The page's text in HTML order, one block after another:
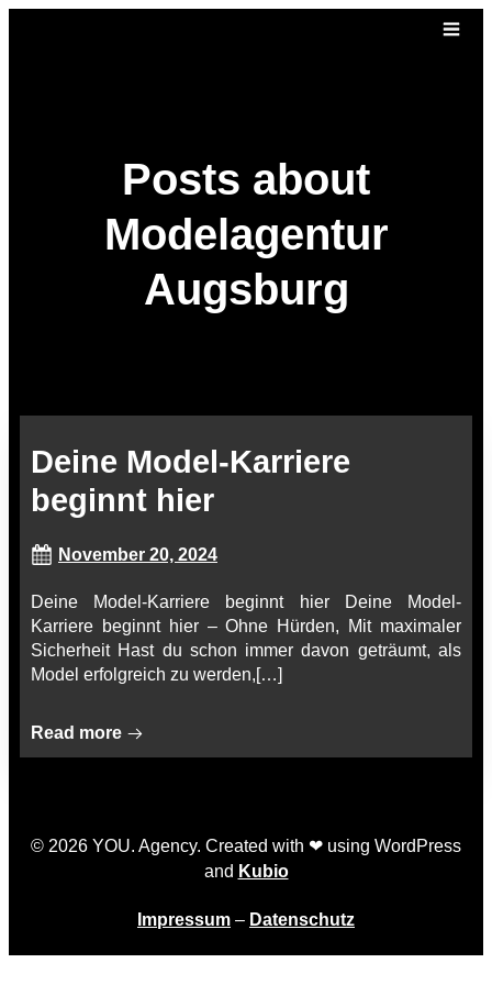
Posts about
Modelagentur
Augsburg
Deine Model-Karriere
beginnt hier
November 20, 2024
Deine Model-Karriere beginnt hier Deine Model-
Karriere beginnt hier – Ohne Hürden, Mit maximaler
Sicherheit Hast du schon immer davon geträumt, als
Model erfolgreich zu werden,[…]
Read more
© 2026 YOU. Agency. Created with ❤ using WordPress
and Kubio
Impressum – Datenschutz